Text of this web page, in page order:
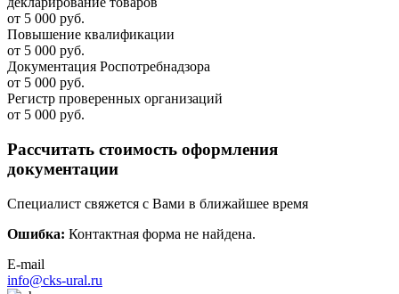
от 5 000 руб.
Повышение квалификации
от 5 000 руб.
Документация Роспотребнадзора
от 5 000 руб.
Регистр проверенных организаций
от 5 000 руб.
Рассчитать стоимость оформления
документации
Специалист свяжется с Вами в ближайшее время
Ошибка: Контактная форма не найдена.
E-mail
info@cks-ural.ru